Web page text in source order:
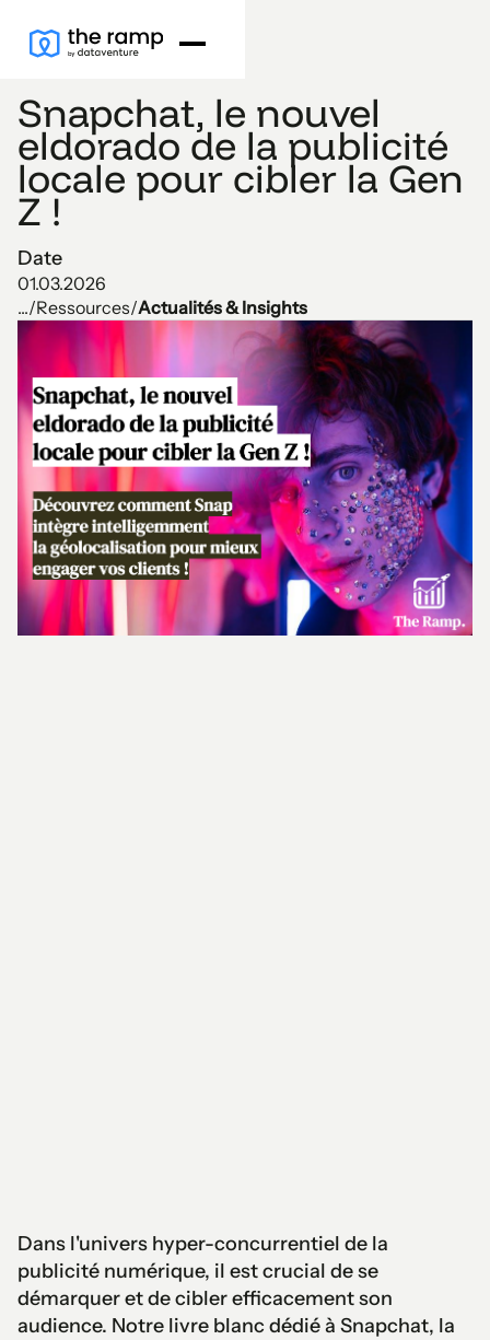
Date
01.03.2026
Snapchat, le nouvel
eldorado de la publicité
locale pour cibler la Gen
Z !
.../Ressources/Actualités & Insights
Dans l'univers hyper-concurrentiel de la
publicité numérique, il est crucial de se
démarquer et de cibler efficacement son
audience. Notre livre blanc dédié à Snapchat, la